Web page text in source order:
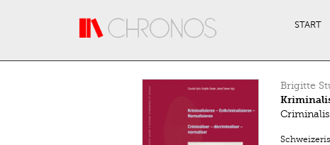
START
Brigitte